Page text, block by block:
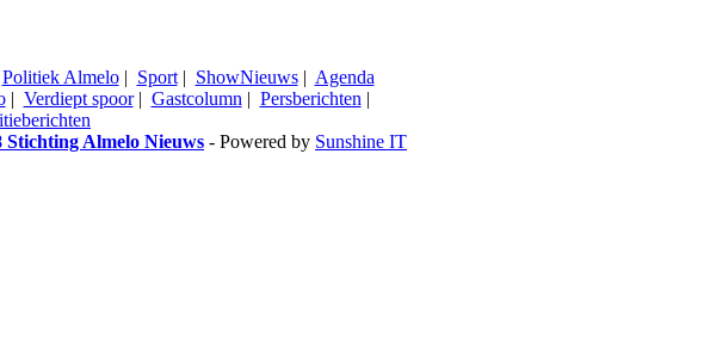
Politiek Almelo| Sport| ShowNieuws| Agenda
| Verdiept spoor| Gastcolumn | Persberichten |
Stichting Almelo Nieuws - Powered by Sunshine IT